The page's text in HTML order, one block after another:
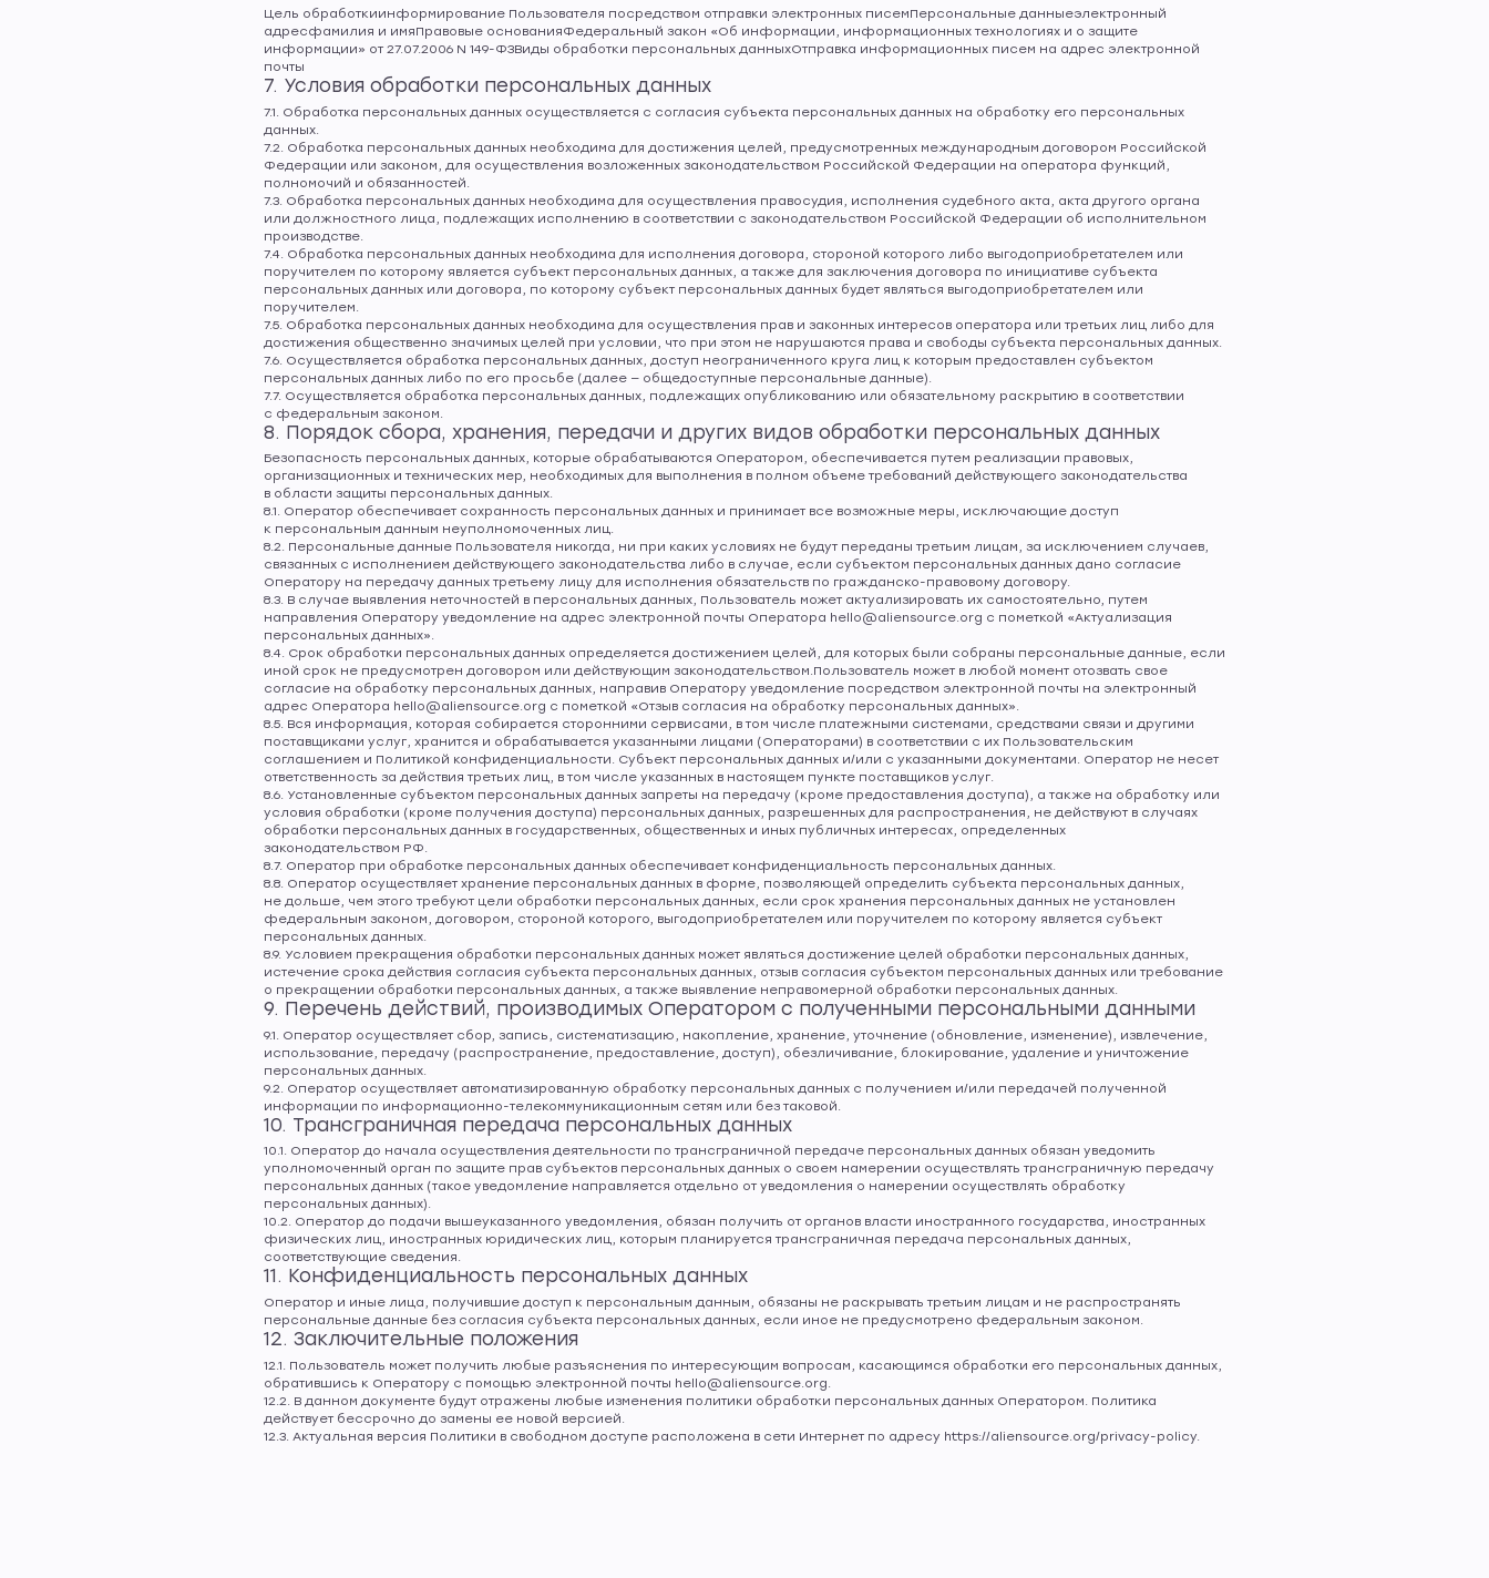
Цель обработкиинформирование Пользователя посредством отправки электронных писемПерсональные данныеэлектронный
адресфамилия и имяПравовые основанияФедеральный закон «Об информации, информационных технологиях и о защите
информации» от 27.07.2006 N 149-ФЗВиды обработки персональных данныхОтправка информационных писем на адрес электронной
почты
7. Условия обработки персональных данных
7.1. Обработка персональных данных осуществляется с согласия субъекта персональных данных на обработку его персональных
данных.
7.2. Обработка персональных данных необходима для достижения целей, предусмотренных международным договором Российской
Федерации или законом, для осуществления возложенных законодательством Российской Федерации на оператора функций,
полномочий и обязанностей.
7.3. Обработка персональных данных необходима для осуществления правосудия, исполнения судебного акта, акта другого органа
или должностного лица, подлежащих исполнению в соответствии с законодательством Российской Федерации об исполнительном
производстве.
7.4. Обработка персональных данных необходима для исполнения договора, стороной которого либо выгодоприобретателем или
поручителем по которому является субъект персональных данных, а также для заключения договора по инициативе субъекта
персональных данных или договора, по которому субъект персональных данных будет являться выгодоприобретателем или
поручителем.
7.5. Обработка персональных данных необходима для осуществления прав и законных интересов оператора или третьих лиц либо для
достижения общественно значимых целей при условии, что при этом не нарушаются права и свободы субъекта персональных данных.
7.6. Осуществляется обработка персональных данных, доступ неограниченного круга лиц к которым предоставлен субъектом
персональных данных либо по его просьбе (далее — общедоступные персональные данные).
7.7. Осуществляется обработка персональных данных, подлежащих опубликованию или обязательному раскрытию в соответствии
с федеральным законом.
8. Порядок сбора, хранения, передачи и других видов обработки персональных данных
Безопасность персональных данных, которые обрабатываются Оператором, обеспечивается путем реализации правовых,
организационных и технических мер, необходимых для выполнения в полном объеме требований действующего законодательства
в области защиты персональных данных.
8.1. Оператор обеспечивает сохранность персональных данных и принимает все возможные меры, исключающие доступ
к персональным данным неуполномоченных лиц.
8.2. Персональные данные Пользователя никогда, ни при каких условиях не будут переданы третьим лицам, за исключением случаев,
связанных с исполнением действующего законодательства либо в случае, если субъектом персональных данных дано согласие
Оператору на передачу данных третьему лицу для исполнения обязательств по гражданско-правовому договору.
8.3. В случае выявления неточностей в персональных данных, Пользователь может актуализировать их самостоятельно, путем
направления Оператору уведомление на адрес электронной почты Оператора hello@aliensource.org с пометкой «Актуализация
персональных данных».
8.4. Срок обработки персональных данных определяется достижением целей, для которых были собраны персональные данные, если
иной срок не предусмотрен договором или действующим законодательством.Пользователь может в любой момент отозвать свое
согласие на обработку персональных данных, направив Оператору уведомление посредством электронной почты на электронный
адрес Оператора hello@aliensource.org с пометкой «Отзыв согласия на обработку персональных данных».
8.5. Вся информация, которая собирается сторонними сервисами, в том числе платежными системами, средствами связи и другими
поставщиками услуг, хранится и обрабатывается указанными лицами (Операторами) в соответствии с их Пользовательским
соглашением и Политикой конфиденциальности. Субъект персональных данных и/или с указанными документами. Оператор не несет
ответственность за действия третьих лиц, в том числе указанных в настоящем пункте поставщиков услуг.
8.6. Установленные субъектом персональных данных запреты на передачу (кроме предоставления доступа), а также на обработку или
условия обработки (кроме получения доступа) персональных данных, разрешенных для распространения, не действуют в случаях
обработки персональных данных в государственных, общественных и иных публичных интересах, определенных
законодательством РФ.
8.7. Оператор при обработке персональных данных обеспечивает конфиденциальность персональных данных.
8.8. Оператор осуществляет хранение персональных данных в форме, позволяющей определить субъекта персональных данных,
не дольше, чем этого требуют цели обработки персональных данных, если срок хранения персональных данных не установлен
федеральным законом, договором, стороной которого, выгодоприобретателем или поручителем по которому является субъект
персональных данных.
8.9. Условием прекращения обработки персональных данных может являться достижение целей обработки персональных данных,
истечение срока действия согласия субъекта персональных данных, отзыв согласия субъектом персональных данных или требование
о прекращении обработки персональных данных, а также выявление неправомерной обработки персональных данных.
9. Перечень действий, производимых Оператором с полученными персональными данными
9.1. Оператор осуществляет сбор, запись, систематизацию, накопление, хранение, уточнение (обновление, изменение), извлечение,
использование, передачу (распространение, предоставление, доступ), обезличивание, блокирование, удаление и уничтожение
персональных данных.
9.2. Оператор осуществляет автоматизированную обработку персональных данных с получением и/или передачей полученной
информации по информационно-телекоммуникационным сетям или без таковой.
10. Трансграничная передача персональных данных
10.1. Оператор до начала осуществления деятельности по трансграничной передаче персональных данных обязан уведомить
уполномоченный орган по защите прав субъектов персональных данных о своем намерении осуществлять трансграничную передачу
персональных данных (такое уведомление направляется отдельно от уведомления о намерении осуществлять обработку
персональных данных).
10.2. Оператор до подачи вышеуказанного уведомления, обязан получить от органов власти иностранного государства, иностранных
физических лиц, иностранных юридических лиц, которым планируется трансграничная передача персональных данных,
соответствующие сведения.
11. Конфиденциальность персональных данных
Оператор и иные лица, получившие доступ к персональным данным, обязаны не раскрывать третьим лицам и не распространять
персональные данные без согласия субъекта персональных данных, если иное не предусмотрено федеральным законом.
12. Заключительные положения
12.1. Пользователь может получить любые разъяснения по интересующим вопросам, касающимся обработки его персональных данных,
обратившись к Оператору с помощью электронной почты hello@aliensource.org.
12.2. В данном документе будут отражены любые изменения политики обработки персональных данных Оператором. Политика
действует бессрочно до замены ее новой версией.
12.3. Актуальная версия Политики в свободном доступе расположена в сети Интернет по адресу https://aliensource.org/privacy-policy.